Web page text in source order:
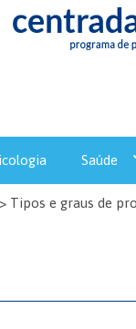
saúde
> Tipos e graus de